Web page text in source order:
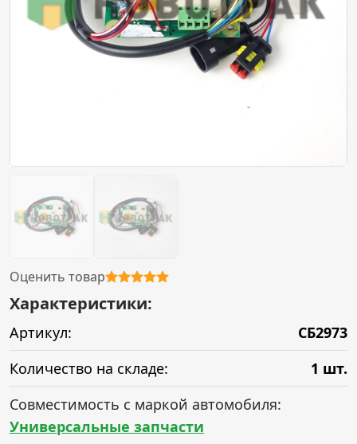
Оценить товар
Характеристики:
Артикул:
СБ2973
Количество на складе:
1 шт.
Совместимость с маркой автомобиля:
Универсальные запчасти